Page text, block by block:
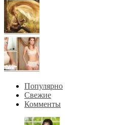
Популярно
Свежие
Комменты